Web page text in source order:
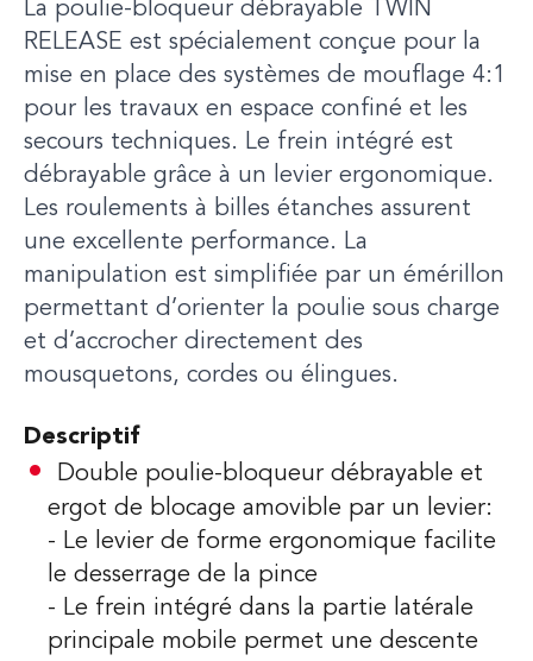
La poulie-bloqueur débrayable TWIN
RELEASE est spécialement conçue pour la
mise en place des systèmes de mouflage 4:1
pour les travaux en espace confiné et les
secours techniques. Le frein intégré est
débrayable grâce à un levier ergonomique.
Les roulements à billes étanches assurent
une excellente performance. La
manipulation est simplifiée par un émérillon
permettant d’orienter la poulie sous charge
et d’accrocher directement des
mousquetons, cordes ou élingues.
Descriptif
Double poulie-bloqueur débrayable et
ergot de blocage amovible par un levier:
- Le levier de forme ergonomique facilite
le desserrage de la pince
- Le frein intégré dans la partie latérale
principale mobile permet une descente